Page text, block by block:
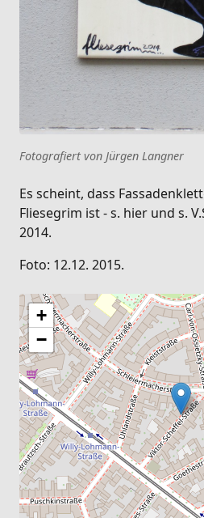
Fotografiert von Jürgen Langner
Es scheint, dass
Fliesegrim ist - s. hier und s.
2014.
Foto: 12.12. 2015.
+
−